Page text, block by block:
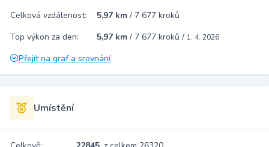
Celková vzdálenost:
5,97 km / 7 677 kroků
Top výkon za den:
5,97 km / 7 677 kroků / 1. 4. 2026
Přejít na graf a srovnání
Umístění